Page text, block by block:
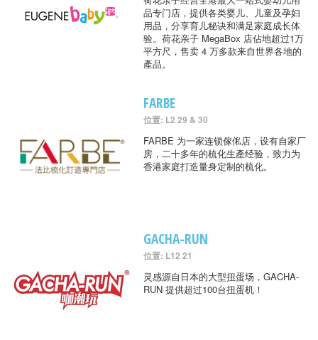
品专门店，提供各类婴儿、儿童及孕妇
用品，分享育儿秘诀和满足家庭成长体
验。荷花亲子 MegaBox 店佔地超过1万
平方尺，售卖 4 万多款来自世界各地的
產品。
FARBE
位置: L2 29 & 30
FARBE 为一家连锁傢俬店，设有自家厂
房，二十多年的梳化生產经验，致力为
香港家庭打造量身定制的梳化。
GACHA-RUN
位置: L12 21
灵感源自日本的大型扭蛋场，GACHA-
RUN 提供超过100台扭蛋机！